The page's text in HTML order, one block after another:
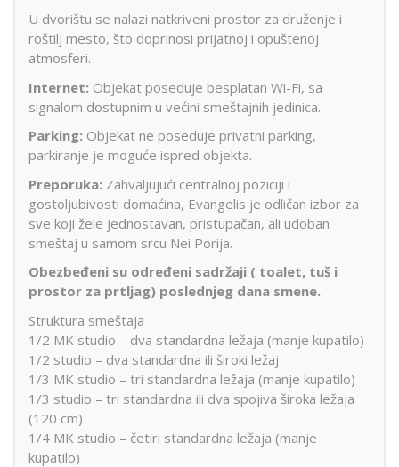
U dvorištu se nalazi natkriveni prostor za druženje i
roštilj mesto, što doprinosi prijatnoj i opuštenoj
atmosferi.
Internet: Objekat poseduje besplatan Wi-Fi, sa
signalom dostupnim u većini smeštajnih jedinica.
Parking: Objekat ne poseduje privatni parking,
parkiranje je moguće ispred objekta.
Preporuka: Zahvaljujući centralnoj poziciji i
gostoljubivosti domaćina, Evangelis je odličan izbor za
sve koji žele jednostavan, pristupačan, ali udoban
smeštaj u samom srcu Nei Porija.
Obezbeđeni su određeni sadržaji ( toalet, tuš i
prostor za prtljag) poslednjeg dana smene.
Struktura smeštaja
1/2 MK studio – dva standardna ležaja (manje kupatilo)
1/2 studio – dva standardna ili široki ležaj
1/3 MK studio – tri standardna ležaja (manje kupatilo)
1/3 studio – tri standardna ili dva spojiva široka ležaja
(120 cm)
1/4 MK studio – četiri standardna ležaja (manje
kupatilo)